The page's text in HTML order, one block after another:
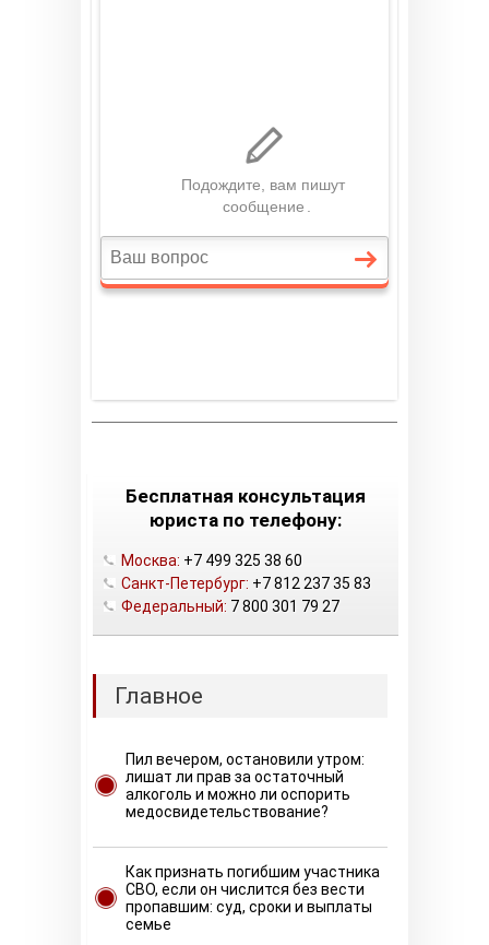
Бесплатная консультация
юриста по телефону:
Москва: +7 499 325 38 60
Санкт-Петербург: +7 812 237 35 83
Федеральный: 7 800 301 79 27
Главное
Пил вечером, остановили утром:
лишат ли прав за остаточный
алкоголь и можно ли оспорить
медосвидетельствование?
Как признать погибшим участника
СВО, если он числится без вести
пропавшим: суд, сроки и выплаты
семье